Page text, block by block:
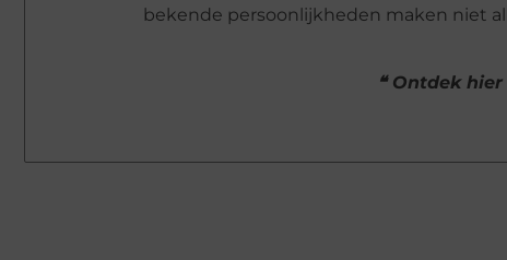
bekende persoonlijkheden maken niet
❝ Ontdek